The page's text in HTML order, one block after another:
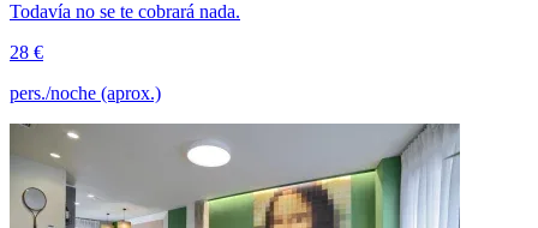
Todavía no se te cobrará nada.
28 €
pers./noche (aprox.)